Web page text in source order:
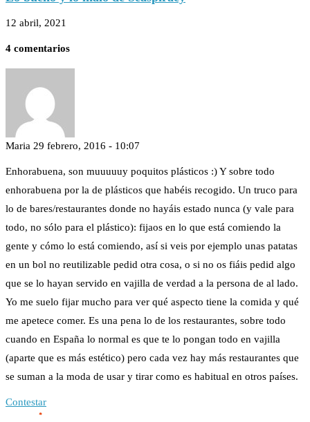
12 abril, 2021
4 comentarios
Maria 29 febrero, 2016 - 10:07
Enhorabuena, son muuuuuy poquitos plásticos :) Y sobre todo
enhorabuena por la de plásticos que habéis recogido. Un truco para
lo de bares/restaurantes donde no hayáis estado nunca (y vale para
todo, no sólo para el plástico): fijaos en lo que está comiendo la
gente y cómo lo está comiendo, así si veis por ejemplo unas patatas
en un bol no reutilizable pedid otra cosa, o si no os fiáis pedid algo
que se lo hayan servido en vajilla de verdad a la persona de al lado.
Yo me suelo fijar mucho para ver qué aspecto tiene la comida y qué
me apetece comer. Es una pena lo de los restaurantes, sobre todo
cuando en España lo normal es que te lo pongan todo en vajilla
(aparte que es más estético) pero cada vez hay más restaurantes que
se suman a la moda de usar y tirar como es habitual en otros países.
Contestar